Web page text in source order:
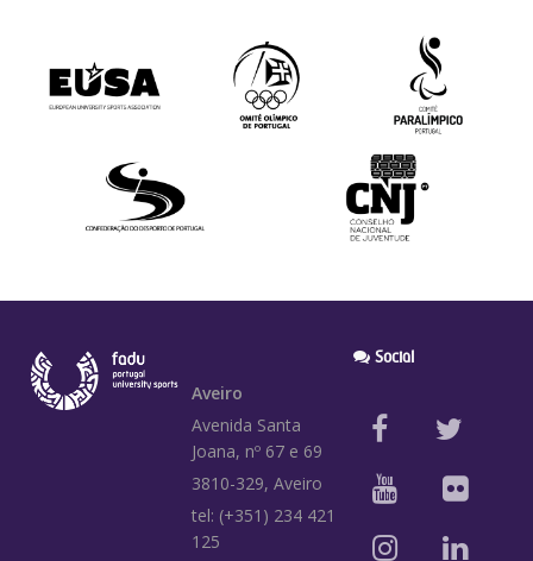
Aveiro
Avenida Santa
Joana, nº 67 e 69
3810-329, Aveiro
tel: (+351) 234 421
125
Social